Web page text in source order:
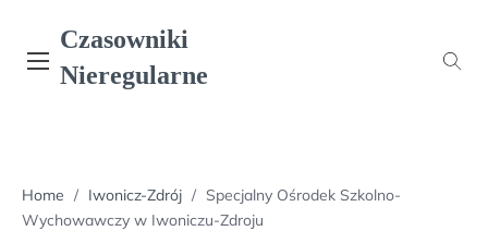
content
Czasowniki
Nieregularne
Home / Iwonicz-Zdrój / Specjalny Ośrodek Szkolno-
Wychowawczy w Iwoniczu-Zdroju